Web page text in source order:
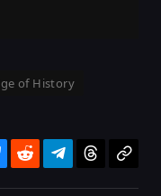
of History
RedditTelegram